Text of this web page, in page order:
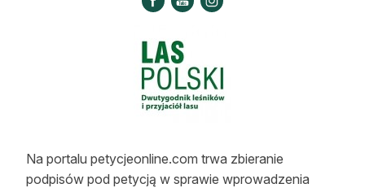
Leśnik na zakupach
Edukacja
Na portalu petycjeonline.com trwa zbieranie
podpisów pod petycją w sprawie wprowadzenia